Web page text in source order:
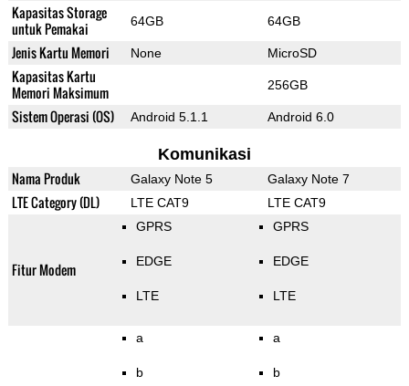
Kapasitas Storage
untuk Pemakai
64GB 64GB
Jenis Kartu Memori None MicroSD
Kapasitas Kartu
Memori Maksimum
256GB
Sistem Operasi (OS) Android 5.1.1 Android 6.0
Komunikasi
Nama Produk Galaxy Note 5 Galaxy Note 7
LTE Category (DL) LTE CAT9 LTE CAT9
Fitur Modem
GPRS
EDGE
LTE
GPRS
EDGE
LTE
a
b
a
b